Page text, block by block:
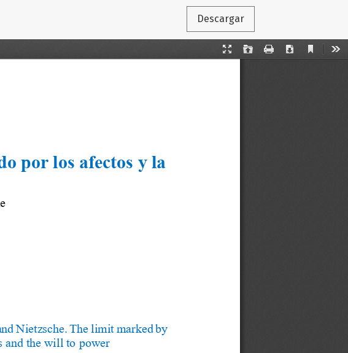
Descargar